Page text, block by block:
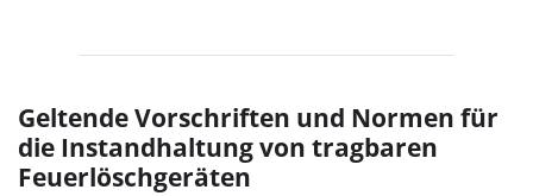
Geltende Vorschriften und Normen für
die Instandhaltung von tragbaren
Feuerlöschgeräten